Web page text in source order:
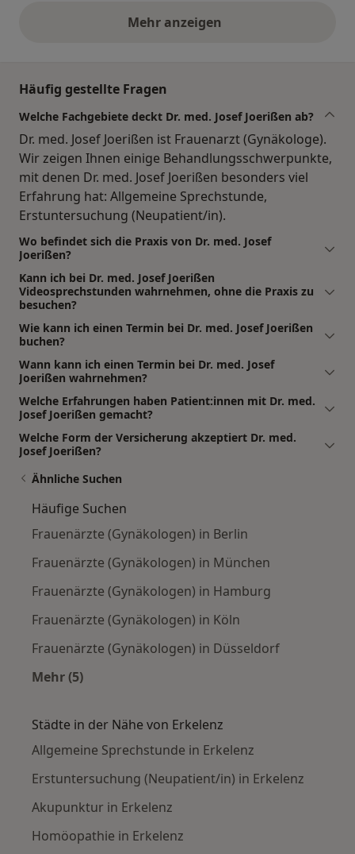
Mehr anzeigenobige Stellungnahmen
Häufig gestellte Fragen
Welche Fachgebiete deckt Dr. med. Josef Joerißen ab?
Dr. med. Josef Joerißen ist Frauenarzt (Gynäkologe).
Wir zeigen Ihnen einige Behandlungsschwerpunkte,
mit denen Dr. med. Josef Joerißen besonders viel
Erfahrung hat: Allgemeine Sprechstunde,
Erstuntersuchung (Neupatient/in).
Wo befindet sich die Praxis von Dr. med. Josef
Joerißen?
Kann ich bei Dr. med. Josef Joerißen
Videosprechstunden wahrnehmen, ohne die Praxis zu
besuchen?
Wie kann ich einen Termin bei Dr. med. Josef Joerißen
buchen?
Wann kann ich einen Termin bei Dr. med. Josef
Joerißen wahrnehmen?
Welche Erfahrungen haben Patient:innen mit Dr. med.
Josef Joerißen gemacht?
Welche Form der Versicherung akzeptiert Dr. med.
Josef Joerißen?
Ähnliche Suchen
Häufige Suchen
Frauenärzte (Gynäkologen) in Berlin
Frauenärzte (Gynäkologen) in München
Frauenärzte (Gynäkologen) in Hamburg
Frauenärzte (Gynäkologen) in Köln
Frauenärzte (Gynäkologen) in Düsseldorf
Mehr (5)
Städte in der Nähe von Erkelenz
Allgemeine Sprechstunde in Erkelenz
Erstuntersuchung (Neupatient/in) in Erkelenz
Akupunktur in Erkelenz
Homöopathie in Erkelenz